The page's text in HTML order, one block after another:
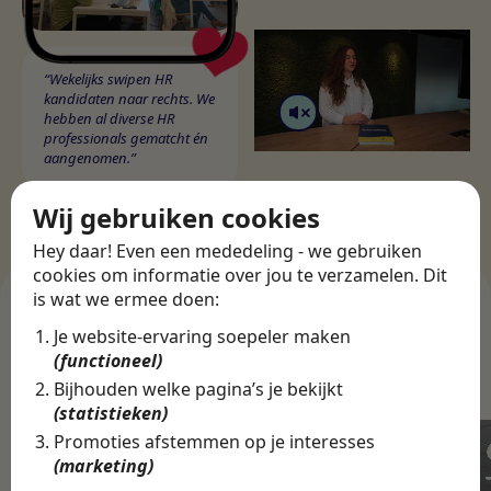
Wij gebruiken cookies
Hey daar! Even een mededeling - we gebruiken
cookies om informatie over jou te verzamelen. Dit
is wat we ermee doen:
Je website-ervaring soepeler maken
(functioneel)
Bijhouden welke pagina’s je bekijkt
(statistieken)
Promoties afstemmen op je interesses
(marketing)
“Wekelijks swipen HR
kandidaten naar rechts. We
hebben al diverse HR
professionals gematcht én
aangenomen.”
ANDERE CASES
Bedrijven in onze app